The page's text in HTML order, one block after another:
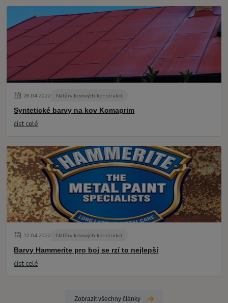
28.04.2022 Nátěry kovových konstrukcí
Syntetické barvy na kov Komaprim
číst celé
12.04.2022 Nátěry kovových konstrukcí
Barvy Hammerite pro boj se rzí to nejlepší
číst celé
Zobrazit všechny články